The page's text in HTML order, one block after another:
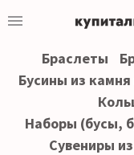
Браслеты
Бусины из камня
Наборы (бусы,
Сувениры